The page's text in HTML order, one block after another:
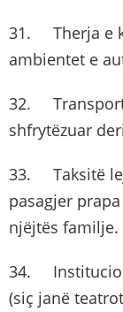
31. Therja e
ambientet e
32.
shfrytëzuar
33. Taksitë
pasagjer
njëjtës familje.
34.
(siç janë